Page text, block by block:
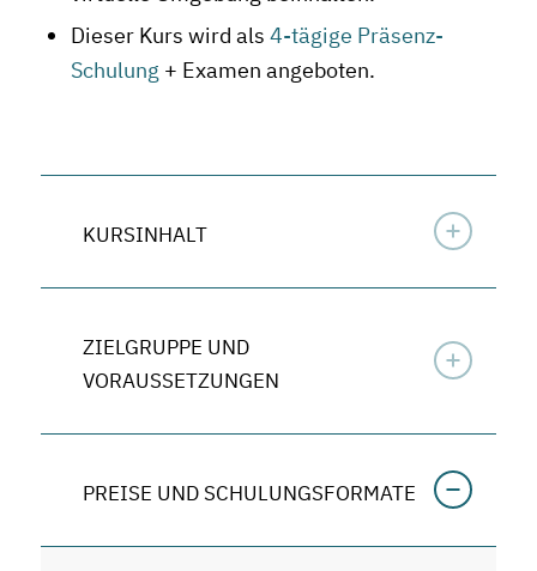
Dieser Kurs wird als 4-tägige Präsenz-
Schulung + Examen angeboten.
KURSINHALT
ZIELGRUPPE UND
VORAUSSETZUNGEN
PREISE UND SCHULUNGSFORMATE